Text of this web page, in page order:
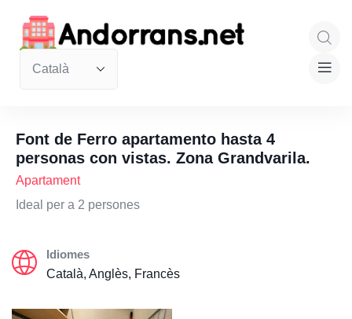
Font de Ferro apartamento hasta 4
personas con vistas. Zona Grandvarila.
Apartament
Ideal per a 2 persones
Idiomes
Català, Anglès, Francès